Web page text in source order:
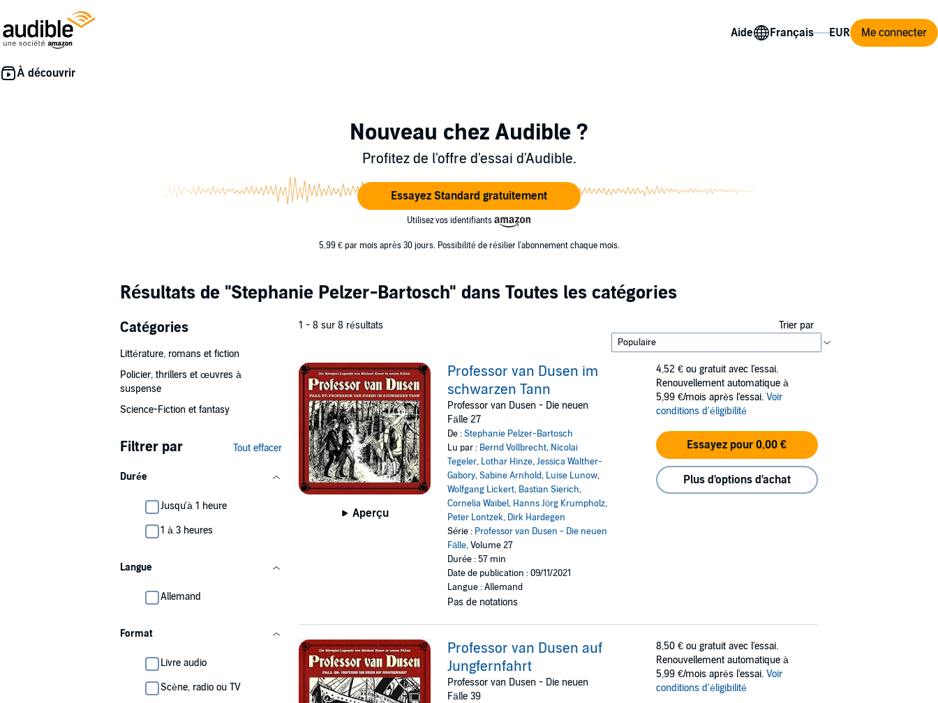
Aide Me connecter
Nouveau chez Audible ?
Profitez de l'offre d'essai d'Audible.
Essayez Standard gratuitement
Utilisez vos identifiants
5,99 € par mois après 30 jours. Possibilité de résilier l'abonnement chaque mois.
Résultats de "Stephanie Pelzer-Bartosch" dans Toutes les catégories
Catégories
Littérature, romans et fiction
Policier, thrillers et œuvres à
suspense
Science-Fiction et fantasy
Filtrer par Tout effacer
Durée
Jusqu'à 1 heure
1 à 3 heures
Langue
Allemand
Format
Livre audio
Scène, radio ou TV
1 - 8 sur 8 résultats Trier par
Aperçu
Professor van Dusen im
schwarzen Tann
Professor van Dusen - Die neuen
Fälle 27
De :Stephanie Pelzer-Bartosch
Lu par : Bernd Vollbrecht, Nicolai
Tegeler, Lothar Hinze,Jessica Walther-
Gabory,Sabine Arnhold, Luise Lunow,
Wolfgang Lickert, Bastian Sierich,
Cornelia Waibel, Hanns Jörg Krumpholz,
Peter Lontzek, Dirk Hardegen
Série : Professor van Dusen - Die neuen
Fälle, Volume 27
Durée : 57 min
Date de publication : 09/11/2021
Langue : Allemand
Pas de notations
4,52 € ou gratuit avec l'essai.
Renouvellement automatique à
5,99 €/mois après l'essai. Voir
conditions d'éligibilité
Essayez pour 0,00 €
Plus d'options d'achat
Professor van Dusen auf
Jungfernfahrt
Professor van Dusen - Die neuen
Fälle 39
8,50 € ou gratuit avec l'essai.
Renouvellement automatique à
5,99 €/mois après l'essai. Voir
conditions d'éligibilité